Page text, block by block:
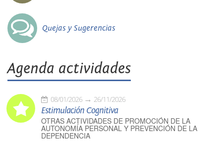
Quejas y Sugerencias
Agenda actividades
08/01/2026 26/11/2026
Estimulación Cognitiva
OTRAS ACTIVIDADES DE PROMOCIÓN DE LA
AUTONOMÍA PERSONAL Y PREVENCIÓN DE LA
DEPENDENCIA